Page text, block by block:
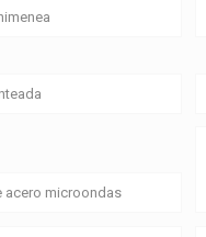
acero microondas